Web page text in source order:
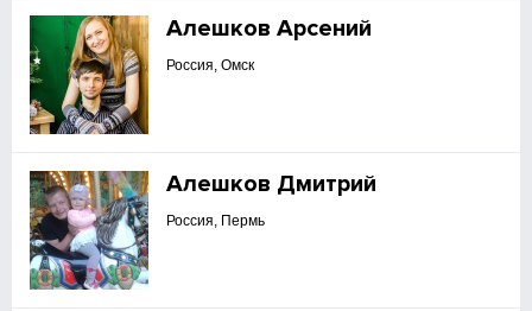
Алешков Арсений
Россия, Омск
Алешков Дмитрий
Россия, Пермь